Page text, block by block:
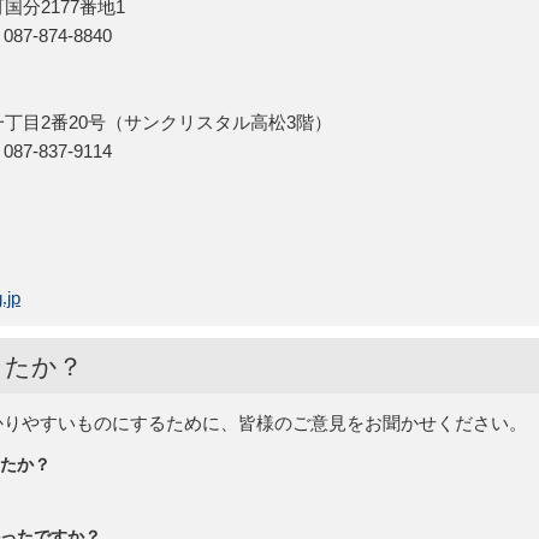
分2177番地1
874-8840
2番20号（サンクリスタル高松3階）
837-9114
か？
やすいものにするために、皆様のご意見をお聞かせください。
か？